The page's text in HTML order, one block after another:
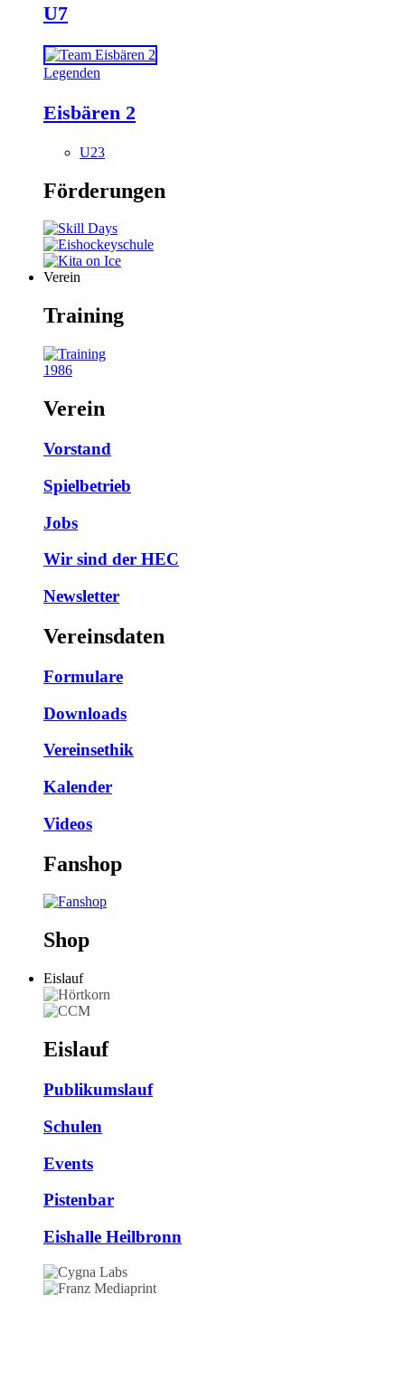
U7
Legenden
Eisbären 2
U23
Förderungen
Verein
Training
1986
Verein
Vorstand
Spielbetrieb
Jobs
Wir sind der HEC
Newsletter
Vereinsdaten
Formulare
Downloads
Vereinsethik
Kalender
Videos
Fanshop
Shop
Eislauf
Eislauf
Publikumslauf
Schulen
Events
Pistenbar
Eishalle Heilbronn